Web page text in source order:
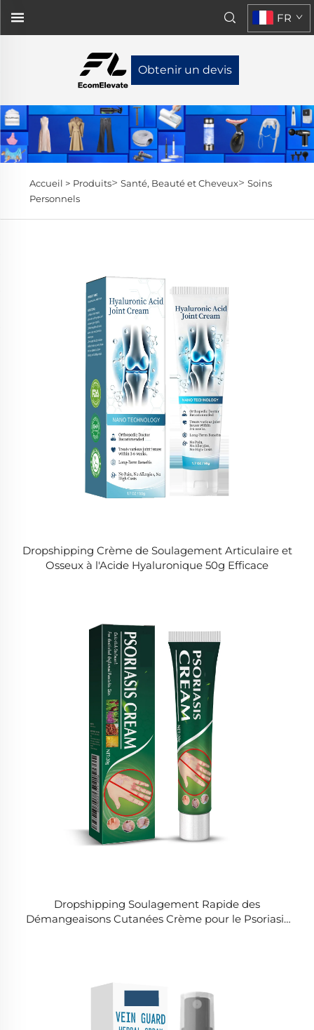
Obtenir un devis
FR
Accueil > Produits> Santé, Beauté et Cheveux> Soins
Personnels
Dropshipping Crème de Soulagement Articulaire et
Osseux à l'Acide Hyaluronique 50g Efficace
Dropshipping Soulagement Rapide des
Démangeaisons Cutanées Crème pour le Psoriasis